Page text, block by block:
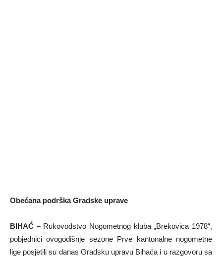
Obećana podrška Gradske uprave
BIHAĆ –Rukovodstvo Nogometnog kluba „Brekovica 1978“,
pobjednici ovogodišnje sezone Prve kantonalne nogometne
lige posjetili su danas Gradsku upravu Bihaća i u razgovoru sa